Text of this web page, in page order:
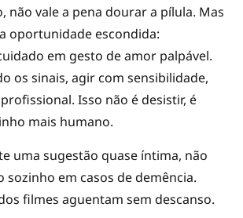
não vale a pena dourar a pílula. Mas
oportunidade escondida:
em gesto de amor palpável.
os sinais, agir com sensibilidade,
Isso não é desistir, é
mais humano.
uma sugestão quase íntima, não
em casos de demência.
filmes aguentam sem descanso.